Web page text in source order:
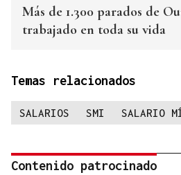
Más de 1.300 parados de
trabajado en toda su vida
Temas relacionados
SALARIOS SMI SALARIO
Contenido patrocinado